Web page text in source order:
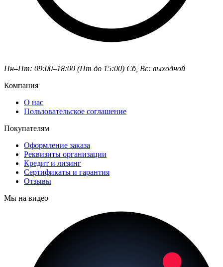
Пн–Пт: 09:00–18:00 (Пт до 15:00) Сб, Вс: выходной
Компания
О нас
Пользовательское соглашение
Покупателям
Оформление заказа
Реквизиты организации
Кредит и лизинг
Сертификаты и гарантия
Отзывы
Мы на видео